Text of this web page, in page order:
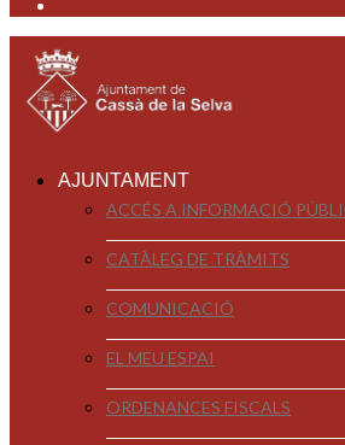
AJUNTAMENT
ACCÉS A INFORMACIÓ
CATÀLEG DE TRÀMITS
COMUNICACIÓ
EL MEU ESPAI
ORDENANCES FISCALS